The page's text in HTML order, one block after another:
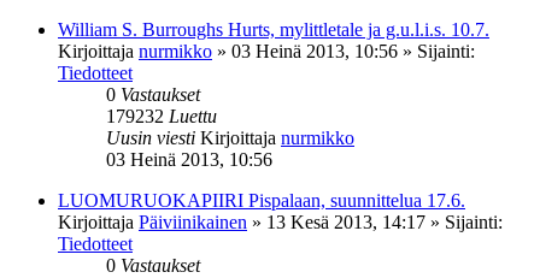
William S. Burroughs Hurts, mylittletale ja g.u.l.i.s. 10.7.
Kirjoittaja nurmikko » 03 Heinä 2013, 10:56 » Sijainti:
Tiedotteet
0 Vastaukset
179232 Luettu
Uusin viesti Kirjoittaja nurmikko
03 Heinä 2013, 10:56
LUOMURUOKAPIIRI Pispalaan, suunnittelua 17.6.
Kirjoittaja Päiviinikainen » 13 Kesä 2013, 14:17 » Sijainti:
Tiedotteet
0 Vastaukset